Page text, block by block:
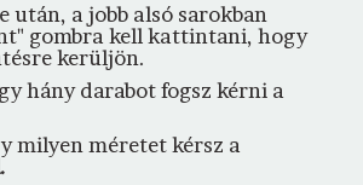
után, a jobb alsó sarokban
gombra kell kattintani, hogy
kerüljön.
hány darabot fogsz kérni a
milyen méretet kérsz a